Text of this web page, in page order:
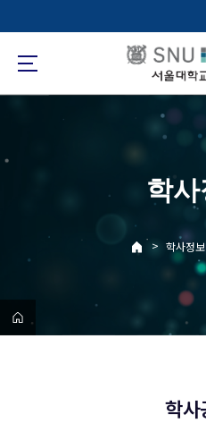
로
메
학
> 학사정보
학사